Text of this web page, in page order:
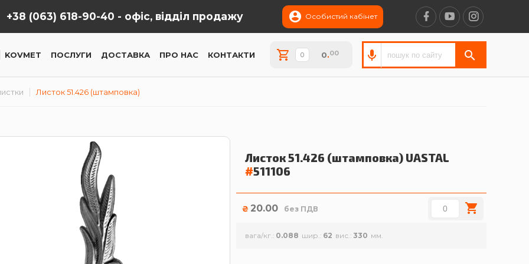
+38 (063) 618-90-40 - офіс, відділ продажу Особистий кабінет
KOVMET ПОСЛУГИ ДОСТАВКА ПРО НАС КОНТАКТИ 0.00
Листок 51.426 (штамповка)
Листок 51.426 (штамповка) UASTAL
#511106
₴ 20.00 без ПДВ
вага/кг. 0.088 шир. 62 вис. 330